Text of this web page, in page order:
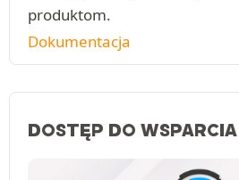
produktom.
Dokumentacja
DOSTĘP DO WSPARCIA